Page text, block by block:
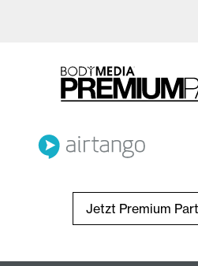
Jetzt Premium